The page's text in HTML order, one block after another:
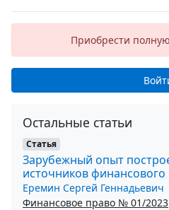
Приобрести
Остальные статьи
Статья
Зарубежный опыт
источников финансового
Еремин Сергей Геннадьевич
Финансовое право № 01/2023